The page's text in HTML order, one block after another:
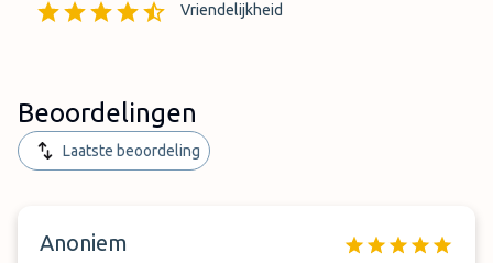
Vriendelijkheid
Beoordelingen
Laatste beoordeling
Anoniem